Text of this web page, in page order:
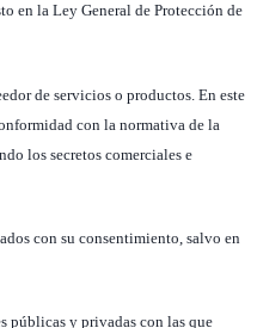
en la Ley General de Protección de
de servicios o productos. En este
con la normativa de la
los secretos comerciales e
con su consentimiento, salvo en
públicas y privadas con las que